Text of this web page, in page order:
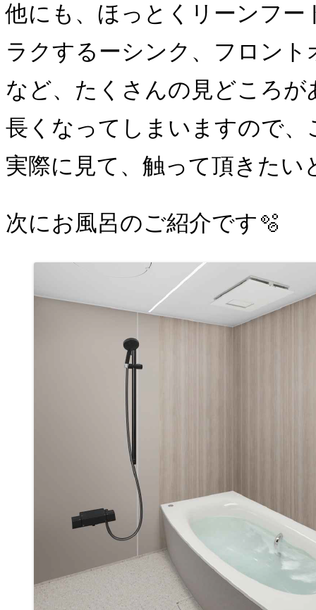
他にも、ほっとくリーンフー
ラクするーシンク、フロント
など、たくさんの見どころが
長くなってしまいますので、
実際に見て、触って頂きたい
次にお風呂のご紹介です🫧